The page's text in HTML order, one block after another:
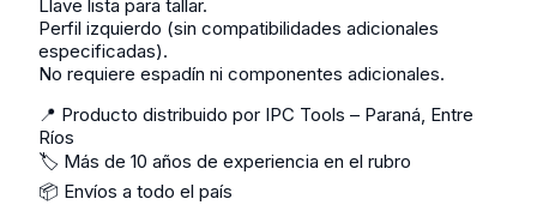
Llave lista para tallar.
Perfil izquierdo (sin compatibilidades adicionales
especificadas).
No requiere espadín ni componentes adicionales.
📍 Producto distribuido por IPC Tools – Paraná, Entre
Ríos
🏷️ Más de 10 años de experiencia en el rubro
📦 Envíos a todo el país